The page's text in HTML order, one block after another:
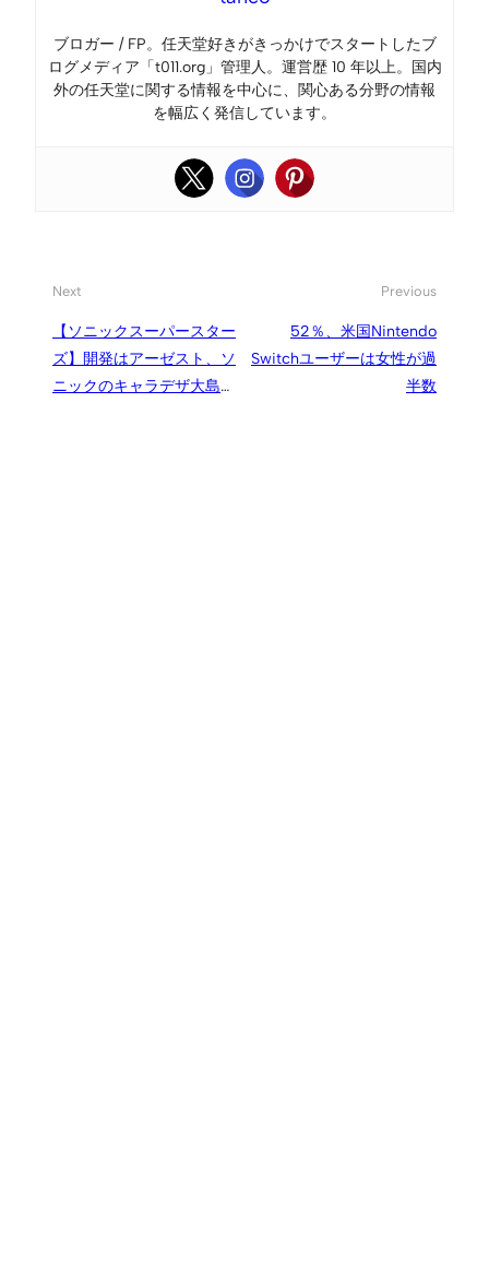
ブロガー / FP。任天堂好きがきっかけでスタートしたブ
ログメディア「t011.org」管理人。運営歴 10 年以上。国内
外の任天堂に関する情報を中心に、関心ある分野の情報
を幅広く発信しています。
Next
【ソニックスーパースター
ズ】開発はアーゼスト、ソ
ニックのキャラデザ大島直
Previous
52％、米国Nintendo
Switchユーザーは女性が過
半数